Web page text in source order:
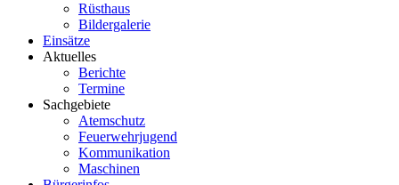
Rüsthaus
Bildergalerie
Einsätze
Aktuelles
Berichte
Termine
Sachgebiete
Atemschutz
Feuerwehrjugend
Kommunikation
Maschinen